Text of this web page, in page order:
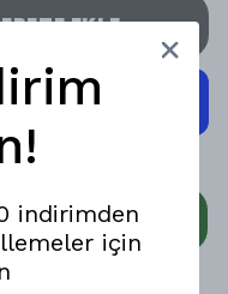
EKLE
indirimden
için